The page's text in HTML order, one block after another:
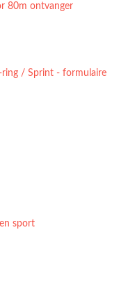
80m ontvanger
/ Sprint - formulaire
sport